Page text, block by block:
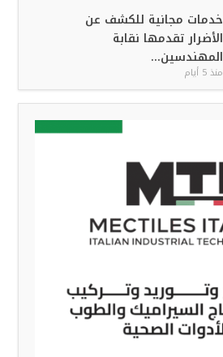
خدمات مجانية للكشف عن
الأضرار تقدمها نقابة
المهندسين...
منذ 5 أيام